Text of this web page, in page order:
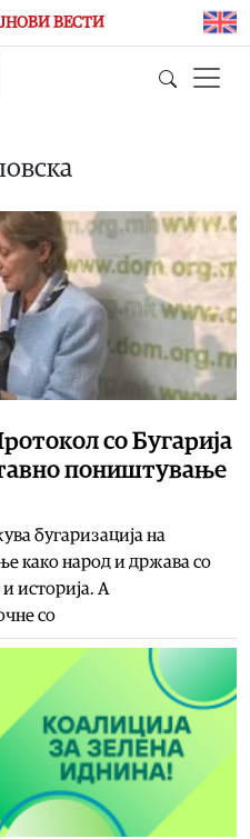
ВЕСТИ
со Бугарија
поништување
бугаризација на
како народ и држава со
историја. А
со